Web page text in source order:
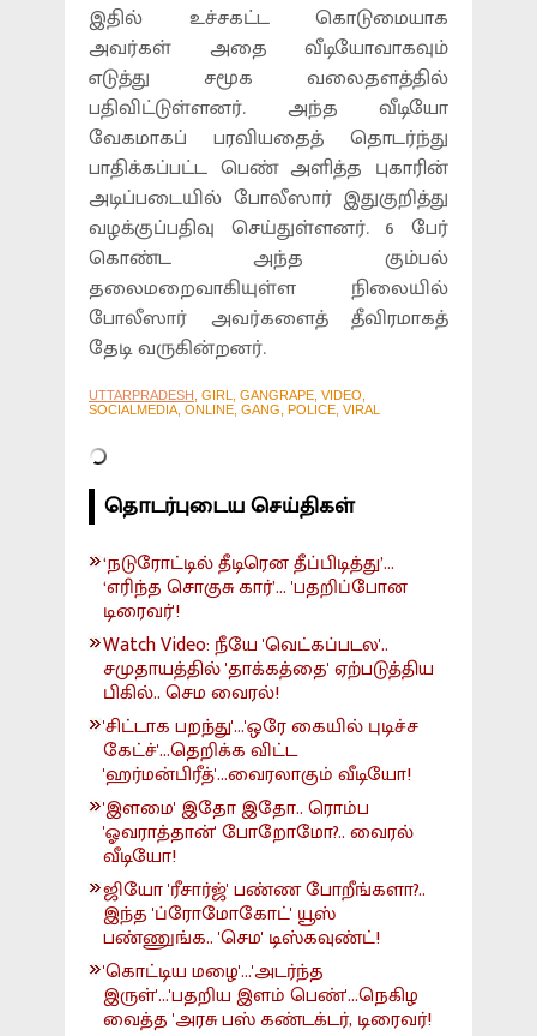
இதில் உச்சகட்ட கொடுமையாக
அவர்கள் அதை வீடியோவாகவும்
எடுத்து சமூக வலைதளத்தில்
பதிவிட்டுள்ளனர். அந்த வீடியோ
வேகமாகப் பரவியதைத் தொடர்ந்து
பாதிக்கப்பட்ட பெண் அளித்த புகாரின்
அடிப்படையில் போலீஸார் இதுகுறித்து
வழக்குப்பதிவு செய்துள்ளனர். 6 பேர்
கொண்ட அந்த கும்பல்
தலைமறைவாகியுள்ள நிலையில்
போலீஸார் அவர்களைத் தீவிரமாகத்
தேடி வருகின்றனர்.
UTTARPRADESH , GIRL, GANGRAPE, VIDEO,
SOCIALMEDIA, ONLINE, GANG, POLICE, VIRAL
தொடர்புடைய செய்திகள்
‘நடுரோட்டில் தீடிரென தீப்பிடித்து’...
‘எரிந்த சொகுசு கார்’... 'பதறிப்போன
டிரைவர்'!
Watch Video: நீயே 'வெட்கப்படல'..
சமுதாயத்தில் 'தாக்கத்தை' ஏற்படுத்திய
பிகில்.. செம வைரல்!
'சிட்டாக பறந்து'...'ஒரே கையில் புடிச்ச
கேட்ச்'...தெறிக்க விட்ட
'ஹர்மன்பிரீத்'...வைரலாகும் வீடியோ!
'இளமை' இதோ இதோ.. ரொம்ப
'ஓவராத்தான்' போறோமோ?.. வைரல்
வீடியோ!
ஜியோ 'ரீசார்ஜ்' பண்ண போறீங்களா?..
இந்த 'ப்ரோமோகோட்' யூஸ்
பண்ணுங்க.. 'செம' டிஸ்கவுண்ட்!
'கொட்டிய மழை'...'அடர்ந்த
இருள்'...'பதறிய இளம் பெண்'...நெகிழ
வைத்த 'அரசு பஸ் கண்டக்டர், டிரைவர்!